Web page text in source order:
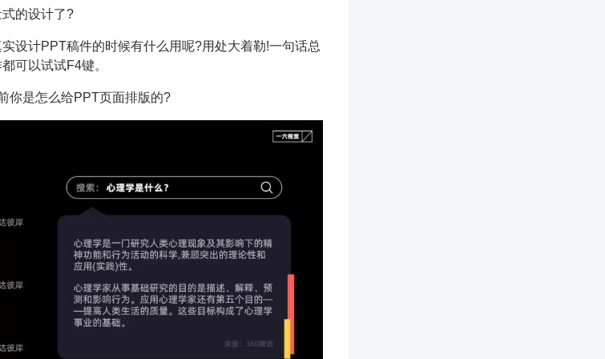
的设计了?
设计PPT稿件的时候有什么用呢?用处大着勒!一句话总
可以试试F4键。
你是怎么给PPT页面排版的?